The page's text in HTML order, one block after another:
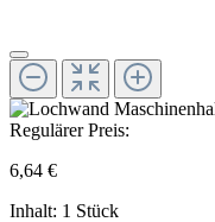
Regulärer Preis:
6,64 €
Inhalt: 1 Stück